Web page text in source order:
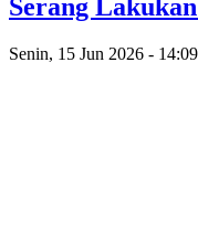
Serang
Senin, 15 Jun 2026 -